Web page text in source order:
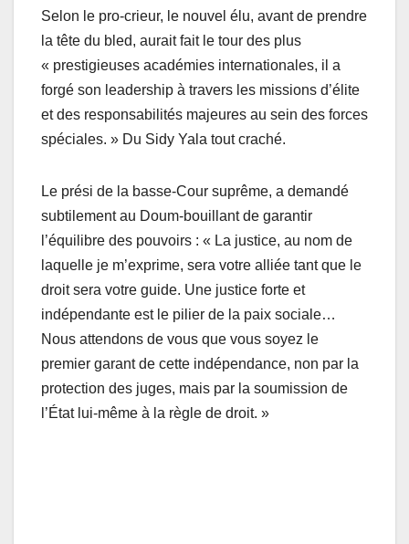
Selon le pro-crieur, le nouvel élu, avant de prendre
la tête du bled, aurait fait le tour des plus
« prestigieuses académies internationales, il a
forgé son leadership à travers les missions d’élite
et des responsabilités majeures au sein des forces
spéciales. » Du Sidy Yala tout craché.
Le prési de la basse-Cour suprême, a demandé
subtilement au Doum-bouillant de garantir
l’équilibre des pouvoirs : « La justice, au nom de
laquelle je m’exprime, sera votre alliée tant que le
droit sera votre guide. Une justice forte et
indépendante est le pilier de la paix sociale…
Nous attendons de vous que vous soyez le
premier garant de cette indépendance, non par la
protection des juges, mais par la soumission de
l’État lui-même à la règle de droit. »